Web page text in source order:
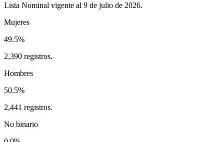
Lista Nominal vigente al 9 de julio de 2026.
Mujeres
49.5%
2,390 registros.
Hombres
50.5%
2,441 registros.
No binario